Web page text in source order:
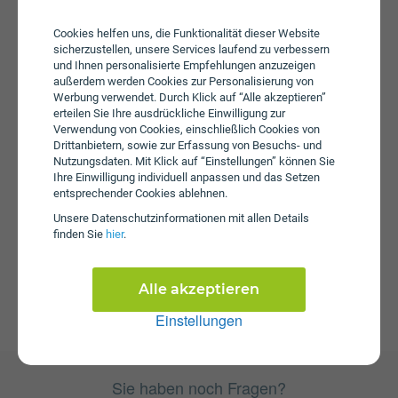
Cookies helfen uns, die Funktionalität dieser Website
sicherzustellen, unsere Services laufend zu verbessern
und Ihnen personalisierte Empfehlungen anzuzeigen
außerdem werden Cookies zur Personalisierung von
Werbung verwendet. Durch Klick auf “Alle akzeptieren”
erteilen Sie Ihre ausdrückliche Einwilligung zur
Verwendung von Cookies, einschließlich Cookies von
Drittanbietern, sowie zur Erfassung von Besuchs- und
Nutzungsdaten. Mit Klick auf “Einstellungen” können Sie
Ihre Einwilligung individuell anpassen und das Setzen
entsprechender Cookies ablehnen.
Unsere Daten­schutz­informationen mit allen Details
finden Sie hier.
Einstellungen
Alle akzeptieren
aktuelle Tarife
Mobilfunk
Wertkartentarife
mobil L
Sie haben noch Fragen?